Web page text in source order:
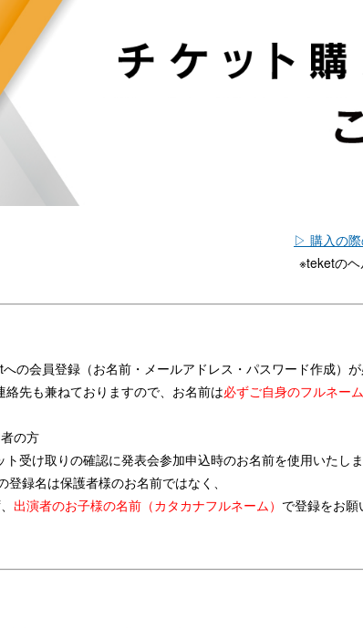
▷ 購入の
※teketのヘ
の会員登録（お名前・メールアドレス・パスワード作成）が
絡先も兼ねておりますので、お名前は必ずご自身のフルネー
の方
ト受け取りの確認に発表会参加申込時のお名前を使用いたしま
登録名は保護者様のお名前ではなく、
出演者のお子様の名前（カタカナフルネーム） で登録をお願